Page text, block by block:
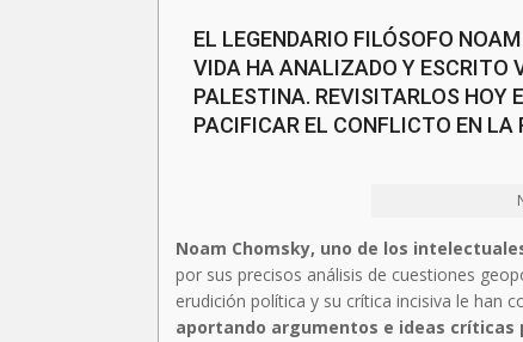
EL LEGENDARIO FILÓSOFO
VIDA HA ANALIZADO Y ESCRITO
PALESTINA. REVISITARLOS HOY
PACIFICAR EL CONFLICTO EN LA
Noam Chomsky, uno de los
por sus precisos análisis de cuestiones
erudición política y su crítica incisiva le han
aportando argumentos e ideas